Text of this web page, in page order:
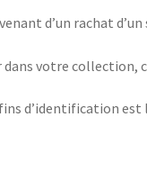
d’un rachat
votre collection,
d’identification est